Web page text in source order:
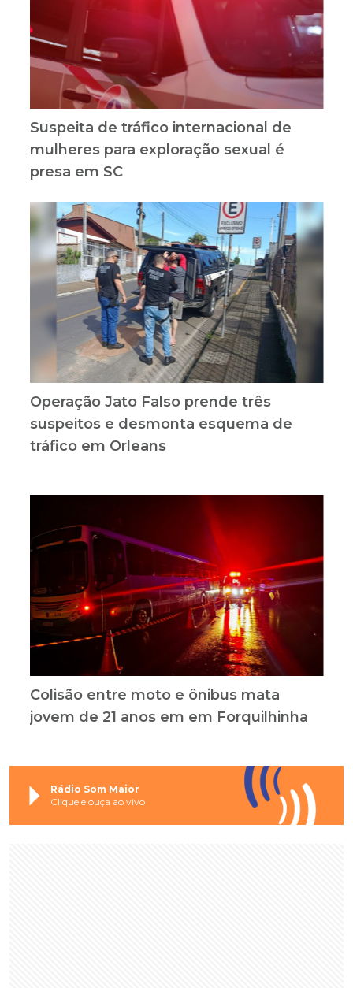
Suspeita de tráfico internacional de
mulheres para exploração sexual é
presa em SC
Operação Jato Falso prende três
suspeitos e desmonta esquema de
tráfico em Orleans
Colisão entre moto e ônibus mata
jovem de 21 anos em em Forquilhinha
Rádio Som Maior
Clique e ouça ao vivo